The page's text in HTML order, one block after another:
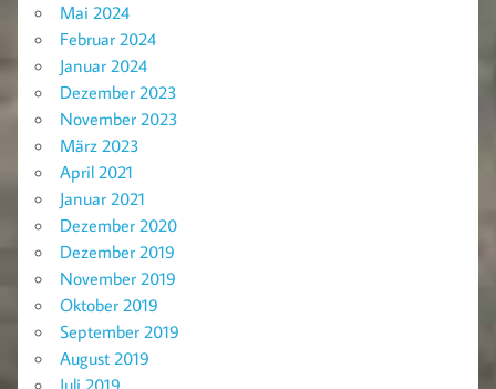
Mai 2024
Februar 2024
Januar 2024
Dezember 2023
November 2023
März 2023
April 2021
Januar 2021
Dezember 2020
Dezember 2019
November 2019
Oktober 2019
September 2019
August 2019